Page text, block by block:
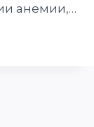
анемии,…